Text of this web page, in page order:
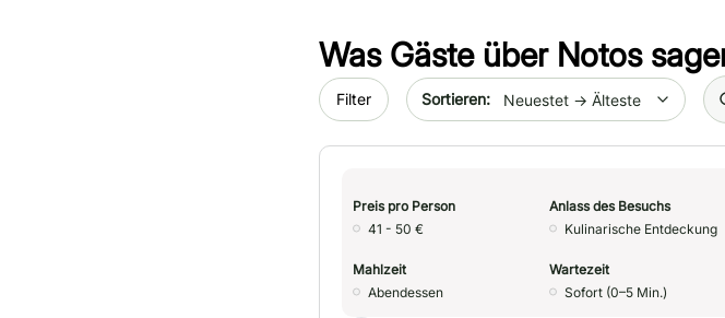
Was Gäste über Notos
Filter Sort by date
Preis pro Person
41 - 50 €
Anlass des Besuchs
Kulinarische Entdeckung
Mahlzeit
Abendessen
Wartezeit
Sofort (0–5 Min.)